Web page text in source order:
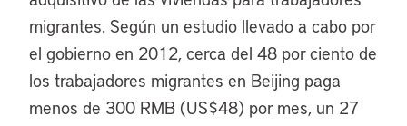
migrantes. Según un estudio llevado a cabo por
el gobierno en 2012, cerca del 48 por ciento de
los trabajadores migrantes en Beijing paga
menos de 300 RMB (US$48) por mes, un 27